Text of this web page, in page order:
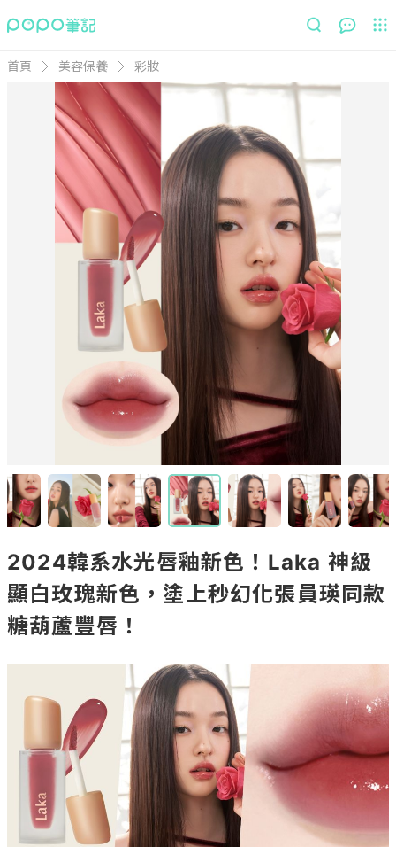
首頁 美容保養 彩妝
2024韓系水光唇釉新色！Laka 神級
顯白玫瑰新色，塗上秒幻化張員瑛同款
糖葫蘆豐唇！